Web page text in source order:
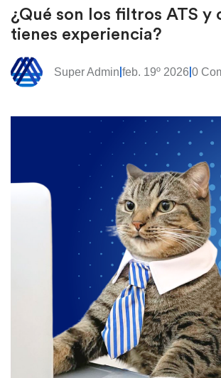
¿Qué son los filtros ATS
tienes experiencia?
Super Admin feb. 19º 2026 0